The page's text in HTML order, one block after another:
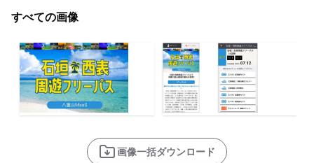
すべての画像
画像一括ダウンロード